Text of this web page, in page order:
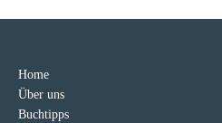
Home
Über uns
Buchtipps